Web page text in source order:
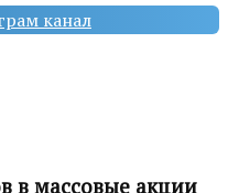
канал
в массовые акции